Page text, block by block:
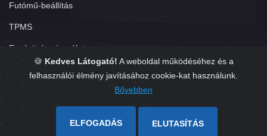
🍪 Kedves Látogató! A weboldal működéséhez és a
felhasználói élmény javításához cookie-kat használunk.
Bővebben
ELFOGADÁS ELUTASÍTÁS
Futómű-beállítás
TPMS
Eredetiség vizsgálat
Copyright © 2026. Készítette: